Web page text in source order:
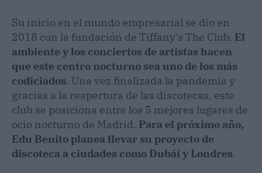
Su inicio en el mundo empresarial se dio en
2018 con la fundación de Tiffany's The Club. El
ambiente y los conciertos de artistas hacen
que este centro nocturno sea uno de los más
codiciados. Una vez finalizada la pandemia y
gracias a la reapertura de las discotecas, este
club se posiciona entre los 5 mejores lugares de
ocio nocturno de Madrid. Para el próximo año,
Edu Benito planea llevar su proyecto de
discoteca a ciudades como Dubái y Londres.